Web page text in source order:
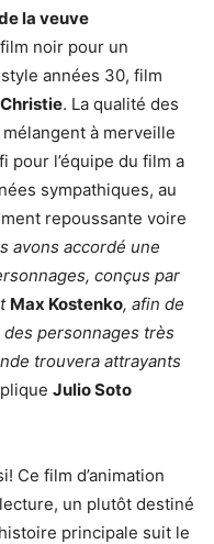
la veuve
noir pour un
années 30, film
. La qualité des
à merveille
pour l’équipe du film a
sympathiques, au
repoussante voire
avons accordé une
conçus par
Max Kostenko, afin de
personnages très
trouvera attrayants
Julio Soto
Ce film d’animation
un plutôt destiné
principale suit le